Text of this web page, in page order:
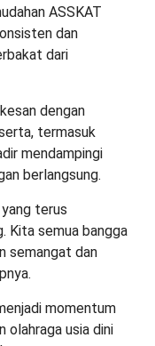
ASSKAT
dan
dari
dengan
termasuk
mendampingi
berlangsung.
terus
Kita semua bangga
semangat dan
momentum
olahraga usia dini